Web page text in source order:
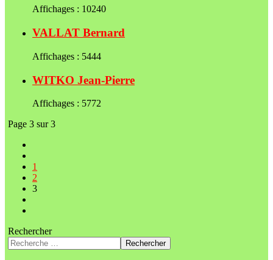
Affichages : 10240
VALLAT Bernard
Affichages : 5444
WITKO Jean-Pierre
Affichages : 5772
Page 3 sur 3
1
2
3
Rechercher
Rechercher